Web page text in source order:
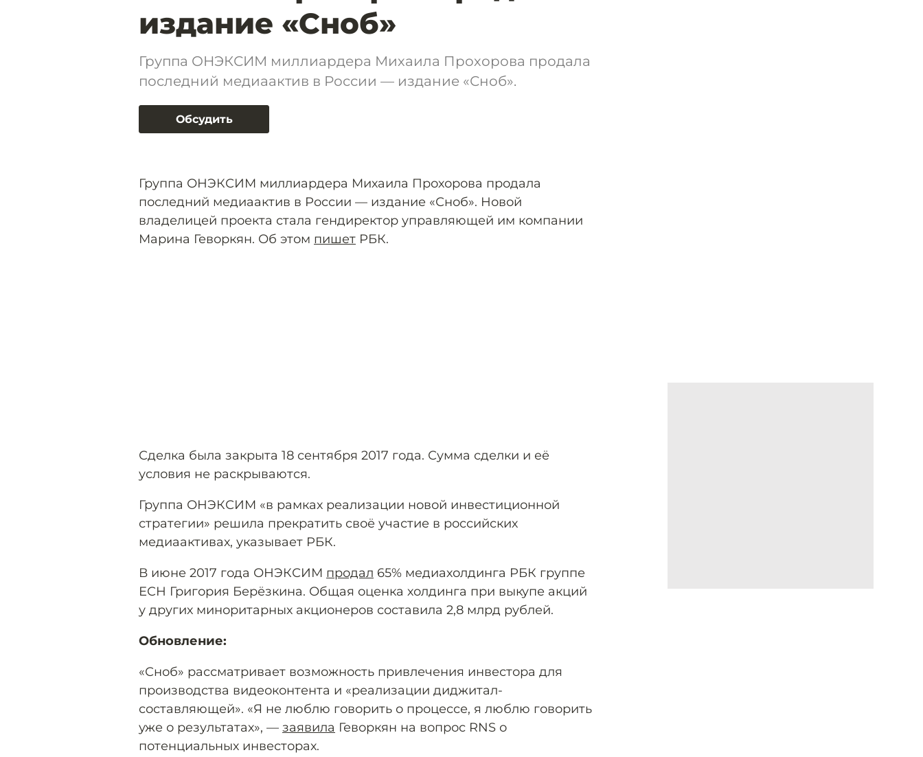
издание «Сноб»
Группа ОНЭКСИМ миллиардера Михаила Прохорова продала
последний медиаактив в России — издание «Сноб».
Обсудить
Группа ОНЭКСИМ миллиардера Михаила Прохорова продала
последний медиаактив в России — издание «Сноб». Новой
владелицей проекта стала гендиректор управляющей им компании
Марина Геворкян. Об этом пишет РБК.
Сделка была закрыта 18 сентября 2017 года. Сумма сделки и её
условия не раскрываются.
Группа ОНЭКСИМ «в рамках реализации новой инвестиционной
стратегии» решила прекратить своё участие в российских
медиаактивах, указывает РБК.
В июне 2017 года ОНЭКСИМ продал 65% медиахолдинга РБК группе
ЕСН Григория Берёзкина. Общая оценка холдинга при выкупе акций
у других миноритарных акционеров составила 2,8 млрд рублей.
Обновление:
«Сноб» рассматривает возможность привлечения инвестора для
производства видеоконтента и «реализации диджитал-
составляющей». «Я не люблю говорить о процессе, я люблю говорить
уже о результатах», — заявила Геворкян на вопрос RNS о
потенциальных инвесторах.